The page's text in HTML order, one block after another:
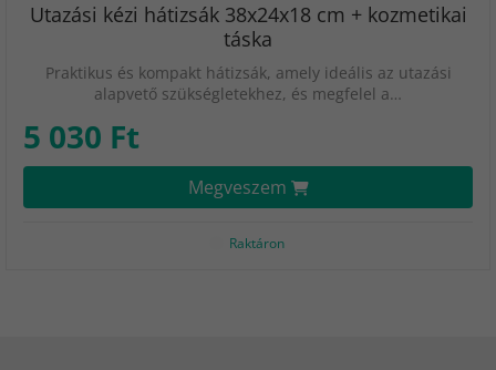
Utazási kézi hátizsák 38x24x18 cm + kozmetikai
táska
Praktikus és kompakt hátizsák, amely ideális az utazási
alapvető szükségletekhez, és megfelel a…
5 030 Ft
Megveszem
Raktáron